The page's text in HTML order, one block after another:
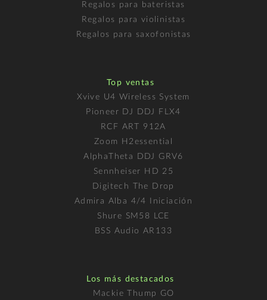
Regalos para bateristas
Regalos para violinistas
Regalos para saxofonistas
Top ventas
Xvive U4 Wireless System
Pioneer DJ DDJ FLX4
RCF ART 912A
Zoom H2essential
AlphaTheta DDJ GRV6
Sennheiser HD 25
Digitech The Drop
Admira Alba 4/4 Iniciación
Shure SM58 LCE
BSS Audio AR133
Los más destacados
Mackie Thump GO